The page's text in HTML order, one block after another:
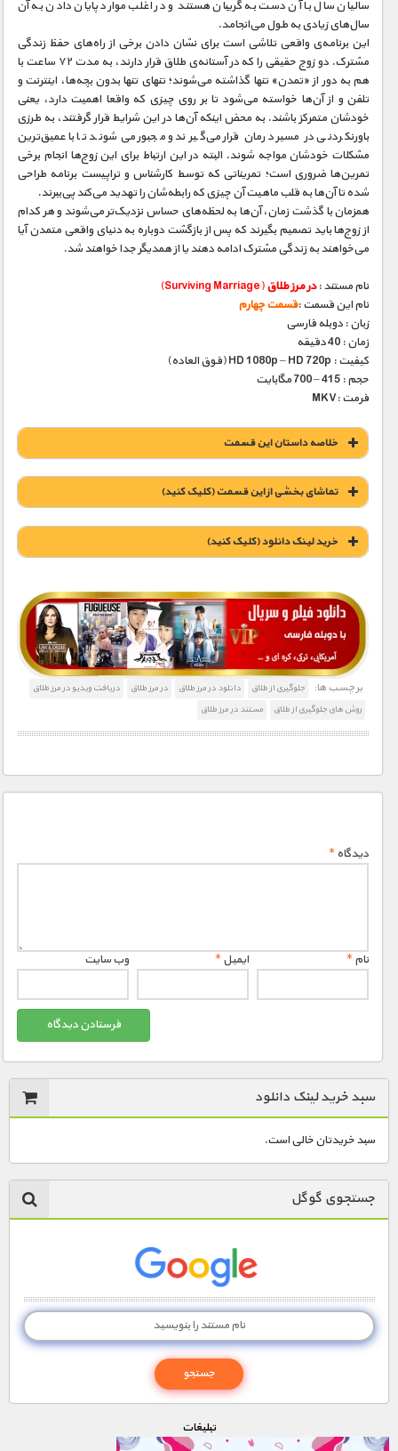
سالیان سال با آن دست به گریبان هستند و در اغلب موارد پایان دادن به آن
سال‌های زیادی به طول می‌انجامد.
این برنامه‌ی واقعی تلاشی است برای نشان دادن برخی از راه‌های حفظ زندگی
مشترک. دو زوج حقیقی را که در آستانه‌ی طلاق قرار دارند، به مدت ۷۲ ساعت با
هم به دور از «تمدن» تنها گذاشته می‌شوند؛ تنهای تنها بدون بچه‌ها، اینترنت و
تلفن و از آن‌ها خواسته می‌شود تا بر روی چیزی که واقعا اهمیت دارد، یعنی
خودشان متمرکز باشند. به محض اینکه آن‌ها در این شرایط قرار گرفتند، به طرزی
باورنکردنی در مسیر درمان قرار می‌گیرند و مجبور می‌شوند تا با عمیق‌ترین
مشکلات خودشان مواجه شوند. البته در این ارتباط برای این زوج‌ها انجام برخی
تمرین‌ها ضروری است؛ تمریناتی که توسط کار‌شناس و تراپیست برنامه طراحی
شده تا آن‌ها به قلب ماهیت آن چیزی که رابطه‌شان را تهدید می‌کند پی‌ببرند.
همزمان با گذشت زمان، آن‌ها به لحظه‌های حساس نزدیک‌تر می‌شوند و هر کدام
از زوج‌ها باید تصمیم بگیرند که پس از بازگشت دوباره به دنیای واقعی متمدن آیا
می‌خواهند به زندگی مشترک ادامه دهند یا از همدیگر جدا خواهند شد.
نام مستند :در مرز طلاق(Surviving Marriage)
نام این قسمت :قسمت چهارم
زبان : دوبله فارسی
زمان : 40 دقیقه
کیفیت : HD 1080p – HD 720p (فوق العاده)
حجم : 415 – 700 مگابایت
فرمت :MKV
خلاصه داستان این قسمت
تماشای بخشی از این قسمت (کلیک کنید)
خريد لينک دانلود (کليک کنيد)
1900 تومان – خريد لينک دانلود (افزودن به سبد خريد)
برچسب ها: جلوگیری از طلاق دانلود در مرز طلاق در مرز طلاق
دریافت ویدیو در مرز طلاق
روش های جلوگیری از طلاق
مستند در مرز طلاق
دیدگاه*
نام* ایمیل* وب‌ سایت
سبد خرید لینک دانلود
سبد خریدتان خالی است.
جستجوی گوگل
تبليغات